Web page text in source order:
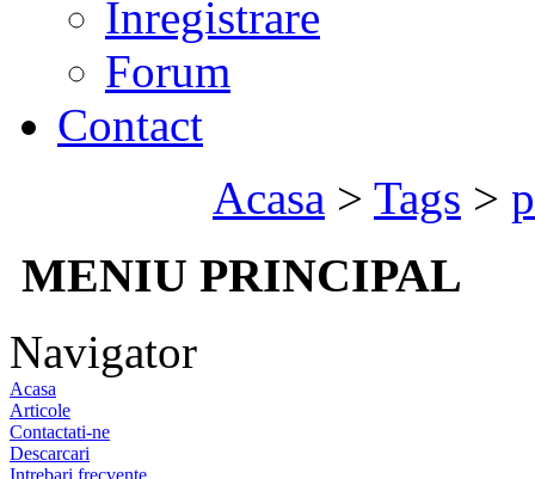
Înregistrare
Forum
Contact
Acasa > Tags >
MENIU PRINCIPAL
Navigator
Acasa
Articole
Contactati-ne
Descarcari